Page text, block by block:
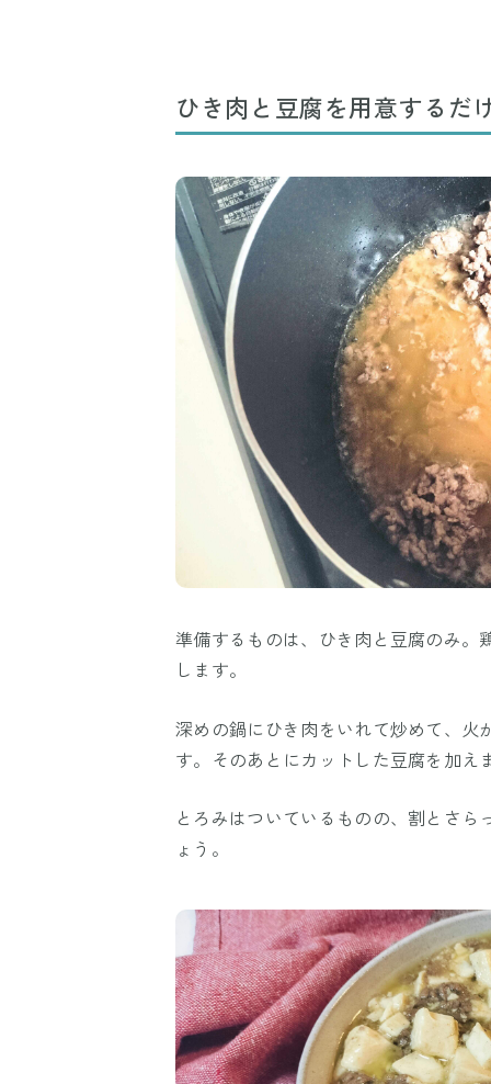
ひき肉と豆腐を用意するだ
準備するものは、ひき肉と豆腐のみ。
します。
深めの鍋にひき肉をいれて炒めて、
す。そのあとにカットした豆腐を加え
とろみはついているものの、割とさ
ょう。